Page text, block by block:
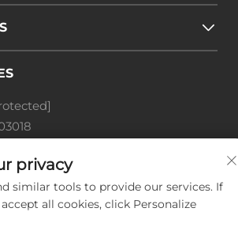
Guangzhou, province du
Guangzhou Landscape Technology
privacy
similar tools to provide our services. If
all cookies, click Personalize